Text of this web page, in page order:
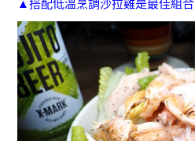
▲搭配低溫烹調沙拉雞是最佳組合